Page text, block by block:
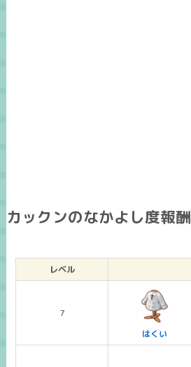
カックンのなかよし度報酬
レベル
7
はくい